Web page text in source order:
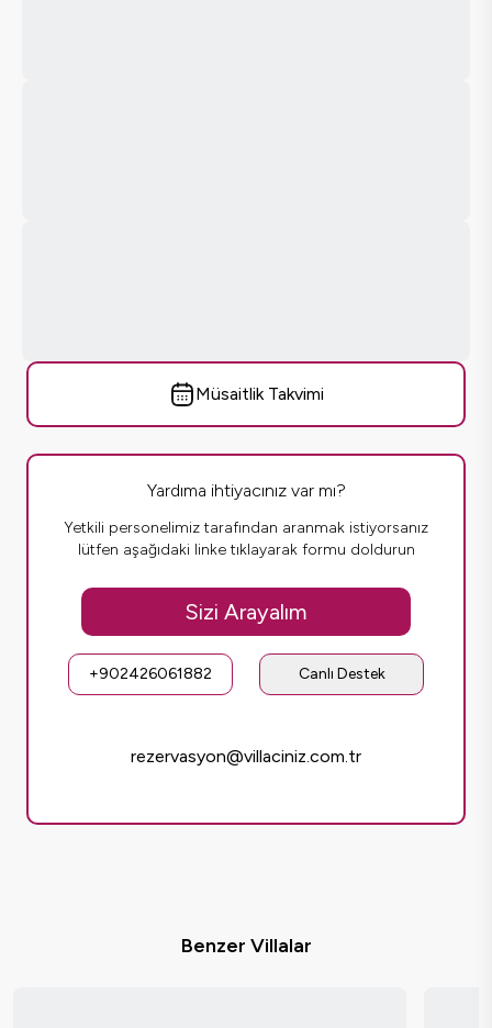
Müsaitlik Takvimi
Yardıma ihtiyacınız var mı?
Yetkili personelimiz tarafından aranmak istiyorsanız
lütfen aşağıdaki linke tıklayarak formu doldurun
Sizi Arayalım
+902426061882 Canlı Destek
rezervasyon@villaciniz.com.tr
Benzer Villalar